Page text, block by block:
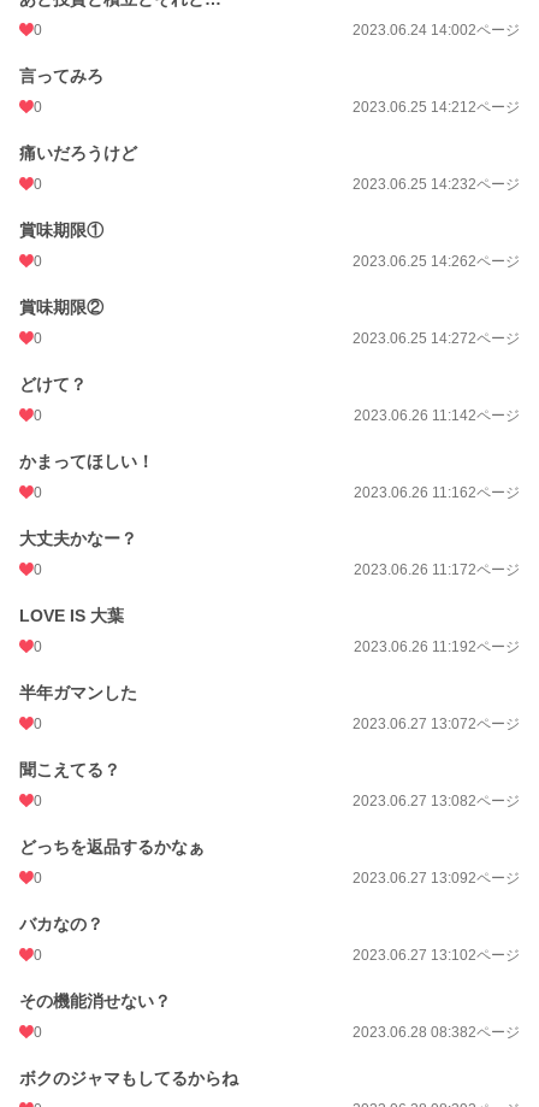
0 2023.06.24 14:002ページ
言ってみろ
0 2023.06.25 14:212ページ
痛いだろうけど
0 2023.06.25 14:232ページ
賞味期限①
0 2023.06.25 14:262ページ
賞味期限②
0 2023.06.25 14:272ページ
どけて？
0 2023.06.26 11:142ページ
かまってほしい！
0 2023.06.26 11:162ページ
大丈夫かなー？
0 2023.06.26 11:172ページ
LOVE IS 大葉
0 2023.06.26 11:192ページ
半年ガマンした
0 2023.06.27 13:072ページ
聞こえてる？
0 2023.06.27 13:082ページ
どっちを返品するかなぁ
0 2023.06.27 13:092ページ
バカなの？
0 2023.06.27 13:102ページ
その機能消せない？
0 2023.06.28 08:382ページ
ボクのジャマもしてるからね